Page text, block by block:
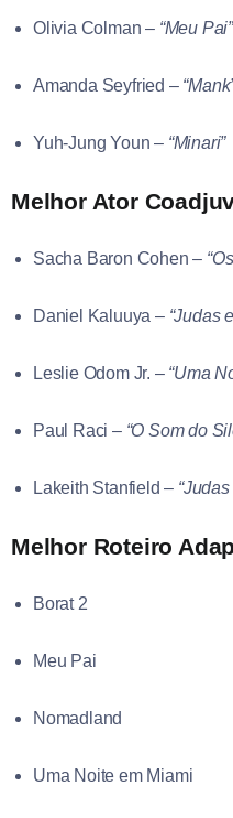
Olivia Colman – “Meu Pai”
Amanda Seyfried –
Yuh-Jung Youn – “Minari”
Melhor Ator
Sacha Baron Cohen –
Daniel Kaluuya –“Judas
Leslie Odom Jr. – “Uma
Paul Raci – “O Som do
Lakeith Stanfield –
Melhor Roteiro
Borat 2
Meu Pai
Nomadland
Uma Noite em Miami